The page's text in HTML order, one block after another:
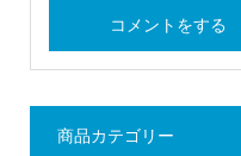
商品カテゴリー